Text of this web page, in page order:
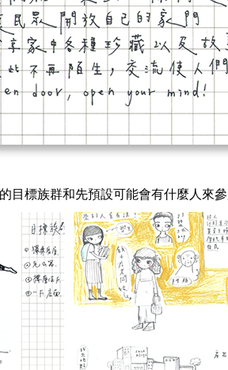
目標族群和先預設可能會有什麼人來